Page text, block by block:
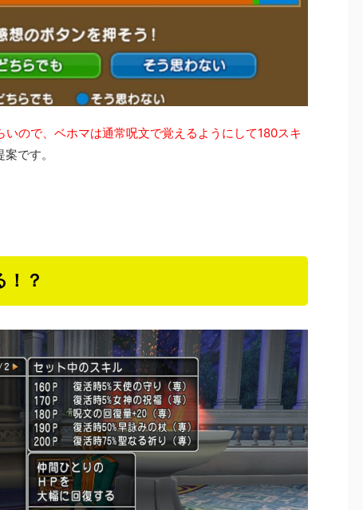
いので、ベホマは通常呪文で覚えるようにして180スキ
です。
？